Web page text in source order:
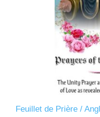
Feuillet de Prière /